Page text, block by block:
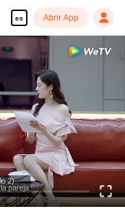
es Abrir App
2)
pareja